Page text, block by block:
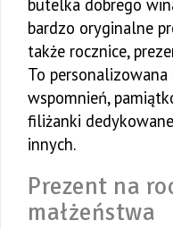
butelka dobrego
bardzo oryginalne
także rocznice,
To personalizowana
wspomnień,
filiżanki
innych.
Prezent na
małżeństwa